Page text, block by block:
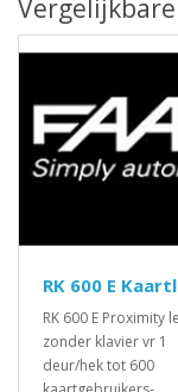
RK 600 E
RK 600 E Proximity
zonder klavier vr 1
deur/hek tot 600